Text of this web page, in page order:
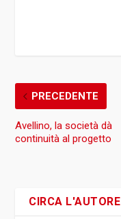
PRECEDENTE
Avellino, la società dà
continuità al progetto
CIRCA L'AUTORE